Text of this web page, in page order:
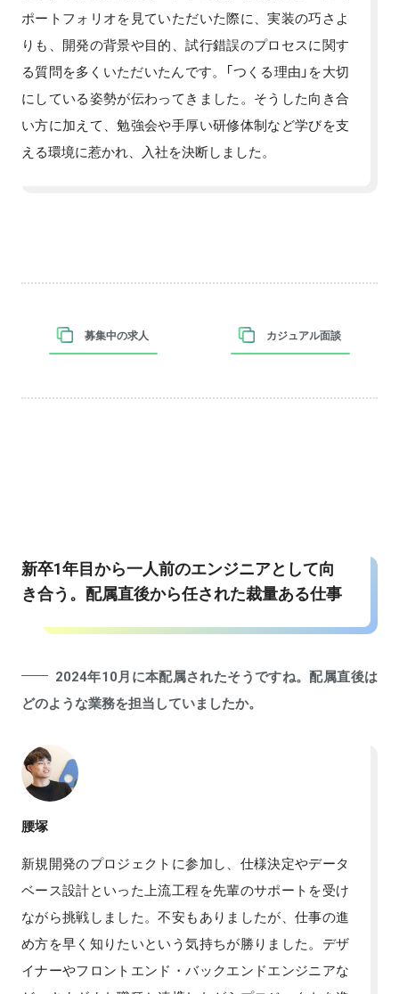
ポートフォリオを見ていただいた際に、実装の巧さよ
りも、開発の背景や目的、試行錯誤のプロセスに関す
る質問を多くいただいたんです。「つくる理由」を大切
にしている姿勢が伝わってきました。そうした向き合
い方に加えて、勉強会や手厚い研修体制など学びを支
える環境に惹かれ、入社を決断しました。
募集中の求人 カジュアル面談
新卒1年目から一人前のエンジニアとして向
き合う。配属直後から任された裁量ある仕事
2024年10月に本配属されたそうですね。配属直後は
どのような業務を担当していましたか。
腰塚
新規開発のプロジェクトに参加し、仕様決定やデータ
ベース設計といった上流工程を先輩のサポートを受け
ながら挑戦しました。不安もありましたが、仕事の進
め方を早く知りたいという気持ちが勝りました。デザ
イナーやフロントエンド・バックエンドエンジニアな